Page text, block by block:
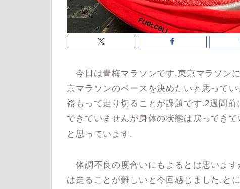
今日は青梅マラソンです.東京マラソン
京マラソンのペースを決めたいと思って
裕もって走り切ることが課題です.2週間
できていませんが身体の状態は戻ってき
と思っています.
体調不良の度合いにもよるとは思いま
は走ることが難しいと今回感じました.と